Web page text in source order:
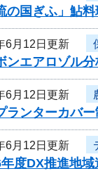
の国ぎふ」鮎
6月12日更新
ンエアロゾル
6月12日更新
ランターカバー
6月12日更新
度DX推進地